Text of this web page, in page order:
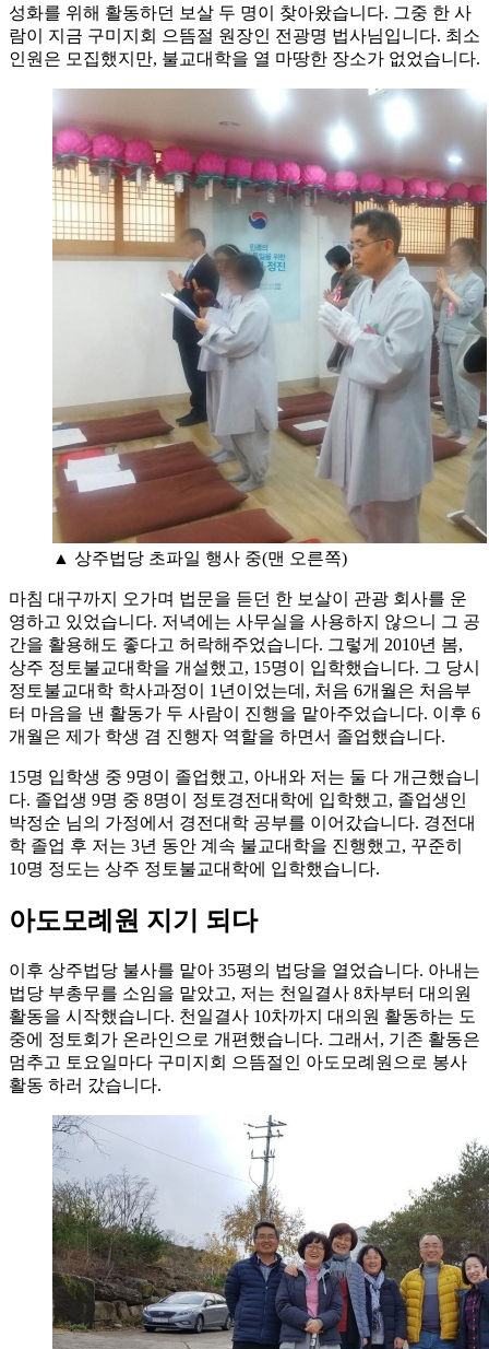
성화를 위해 활동하던 보살 두 명이 찾아왔습니다. 그중 한 사
람이 지금 구미지회 으뜸절 원장인 전광명 법사님입니다. 최소
인원은 모집했지만, 불교대학을 열 마땅한 장소가 없었습니다.
▲ 상주법당 초파일 행사 중(맨 오른쪽)
마침 대구까지 오가며 법문을 듣던 한 보살이 관광 회사를 운
영하고 있었습니다. 저녁에는 사무실을 사용하지 않으니 그 공
간을 활용해도 좋다고 허락해주었습니다. 그렇게 2010년 봄,
상주 정토불교대학을 개설했고, 15명이 입학했습니다. 그 당시
정토불교대학 학사과정이 1년이었는데, 처음 6개월은 처음부
터 마음을 낸 활동가 두 사람이 진행을 맡아주었습니다. 이후 6
개월은 제가 학생 겸 진행자 역할을 하면서 졸업했습니다.
15명 입학생 중 9명이 졸업했고, 아내와 저는 둘 다 개근했습니
다. 졸업생 9명 중 8명이 정토경전대학에 입학했고, 졸업생인
박정순 님의 가정에서 경전대학 공부를 이어갔습니다. 경전대
학 졸업 후 저는 3년 동안 계속 불교대학을 진행했고, 꾸준히
10명 정도는 상주 정토불교대학에 입학했습니다.
아도모례원 지기 되다
이후 상주법당 불사를 맡아 35평의 법당을 열었습니다. 아내는
법당 부총무를 소임을 맡았고, 저는 천일결사 8차부터 대의원
활동을 시작했습니다. 천일결사 10차까지 대의원 활동하는 도
중에 정토회가 온라인으로 개편했습니다. 그래서, 기존 활동은
멈추고 토요일마다 구미지회 으뜸절인 아도모례원으로 봉사
활동 하러 갔습니다.